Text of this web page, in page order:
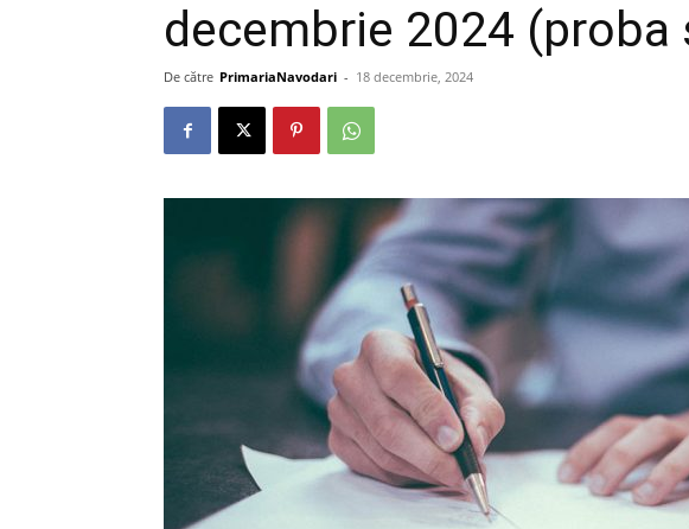
decembrie 2024 (proba
De către PrimariaNavodari - 18 decembrie, 2024